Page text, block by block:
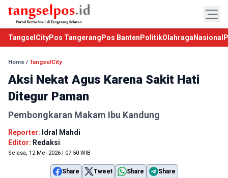
TangselCityPos Tangerang Pos Banten PolitikOlahraga Nasional
Home / TangselCity
Aksi Nekat Agus Karena Sakit Hati
Ditegur Paman
Pembongkaran Makam Ibu Kandung
Reporter: Idral Mahdi
Editor: Redaksi
Selasa, 12 Mei 2026 | 07:50 WIB
Share Tweet Share Share